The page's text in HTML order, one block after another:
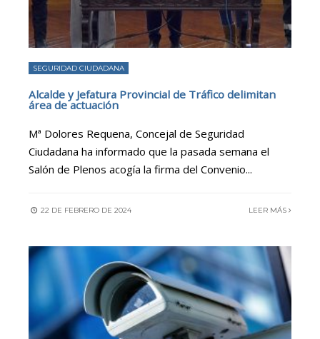
SEGURIDAD CIUDADANA
Alcalde y Jefatura Provincial de Tráfico delimitan
área de actuación
Mª Dolores Requena, Concejal de Seguridad
Ciudadana ha informado que la pasada semana el
Salón de Plenos acogía la firma del Convenio...
22 DE FEBRERO DE 2024 LEER MÁS